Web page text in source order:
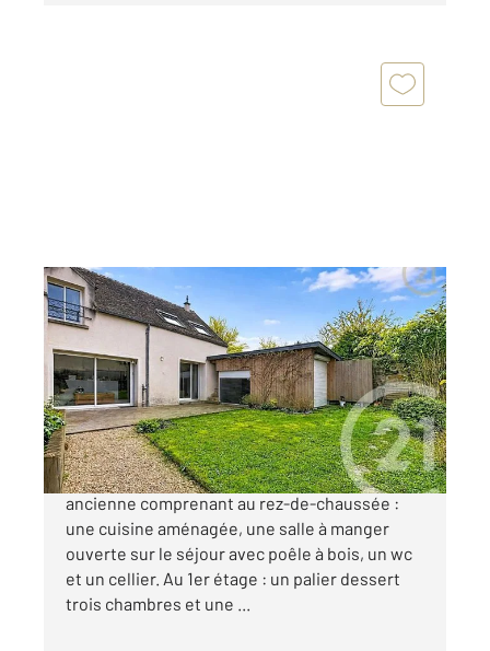
DORMELLES 77
85,18 m2, 4 pièces
Ref : 24355
Maison à vendre
189 000 €
Venez découvrir à DORMELLES, cette maison
ancienne comprenant au rez-de-chaussée :
une cuisine aménagée, une salle à manger
ouverte sur le séjour avec poêle à bois, un wc
et un cellier. Au 1er étage : un palier dessert
trois chambres et une ...